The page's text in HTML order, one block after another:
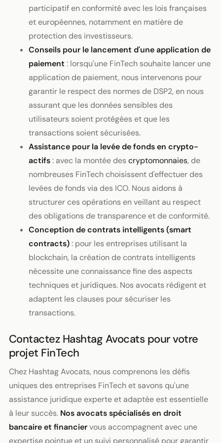
participatif en conformité avec les lois françaises
et européennes, notamment en matière de
protection des investisseurs.
Conseils pour le lancement d'une application de
paiement : lorsqu'une FinTech souhaite lancer une
application de paiement, nous intervenons pour
garantir le respect des normes de DSP2, en nous
assurant que les données sensibles des
utilisateurs soient protégées et que les
transactions soient sécurisées.
Assistance pour la levée de fonds en crypto-
actifs: avec la montée descryptomonnaies, de
nombreuses FinTech choisissent d'effectuer des
levées de fonds via des ICO. Nous aidons à
structurer ces opérations en veillant au respect
des obligations de transparence et de conformité.
Conception de contrats intelligents (smart
contracts): pour les entreprises utilisant la
blockchain, la création de contrats intelligents
nécessite une connaissance fine des aspects
techniques et juridiques. Nos avocats rédigent et
adaptent les clauses pour sécuriser les
transactions.
Contactez Hashtag Avocats pour votre
projet FinTech
Chez Hashtag Avocats, nous comprenons les défis
uniques des entreprises FinTech et savons qu'une
assistance juridique experte et adaptée est essentielle
à leur succès. Nos avocats spécialisés en droit
bancaire et financiervous accompagnent avec une
expertise pointue et un suivi personnalisé pour garantir